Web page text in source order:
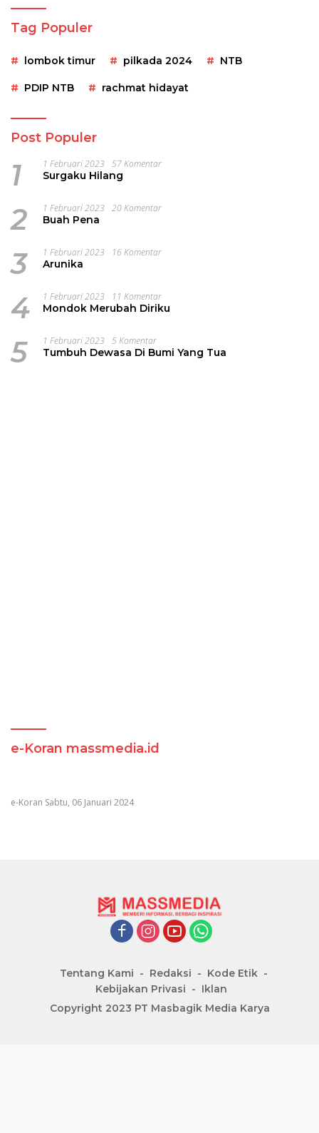
Tag Populer
lombok timur pilkada 2024 NTB
PDIP NTB rachmat hidayat
Post Populer
1 1 Februari 2023 57 Komentar
Surgaku Hilang
2 1 Februari 2023 20 Komentar
Buah Pena
3 1 Februari 2023 16 Komentar
Arunika
4 1 Februari 2023 11 Komentar
Mondok Merubah Diriku
5 1 Februari 2023 5 Komentar
Tumbuh Dewasa Di Bumi Yang Tua
e-Koran massmedia.id
e-Koran Sabtu, 06 Januari 2024
Tentang Kami Redaksi
Kode Etik
Kebijakan Privasi
Iklan
Copyright 2023 PT Masbagik Media Karya